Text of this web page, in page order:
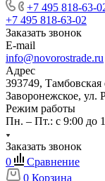
+7 495 818-63-
+7 495 818-63-02
Заказать звонок
E-mail
info@novorostrade.ru
Адрес
393749,
Заворонежское, ул.
Режим работы
Пн. – Пт.: с 9:00 до
Заказать звонок
0
Сравнение
0 Корзина